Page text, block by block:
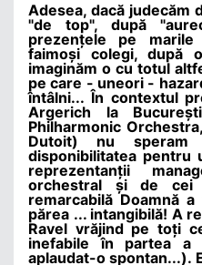
Adesea, dacă judecăm
"de top", după
prezențele pe marile
faimoși colegi, după
imaginăm o cu totul
pe care - uneori -
întâlni... În contextul
Argerich la Bucureș
Philharmonic
Dutoit) nu
disponibilitatea pentru
reprezentanții
orchestral
și de cei
remarcabilă Doamnă a
părea ... intangibilă! A
Ravel vrăjind pe toți
inefabile în partea a
aplaudat-o spontan...).